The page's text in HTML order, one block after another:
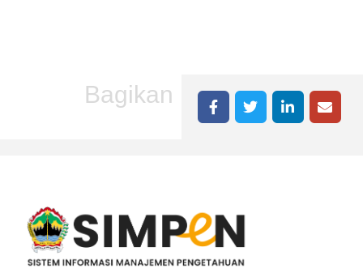
Bagikan